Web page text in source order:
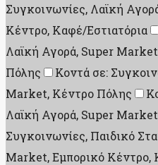
Συγκοινωνίες, Λαϊκή
Κέντρο, Καφέ/Εστιατόρια
Λαϊκή Αγορά, Super
Πόλης
Κοντά σε:
Market, Κέντρο Πόλης
Λαϊκή Αγορά, Super
Συγκοινωνίες, Παιδικό
Market, Εμπορικό Κέντρο,